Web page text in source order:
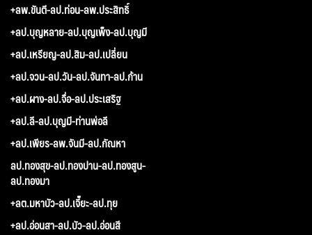
+ลพ.ขันตี-ลป.ท่อน-ลพ.ประสิทธิ์
+ลป.บุญหลาย-ลป.บุญเพ็ง-ลป.บุญมี
+ลป.เหรียญ-ลป.สิม-ลป.เปลี่ยน
+ลป.จวน-ลป.วัน-ลป.จันทา-ลป.ก้าน
+ลป.ผาง-ลป.จื่อ-ลป.ประเสริฐ
+ลป.ลี-ลป.บุญมี-ท่านพ่อลี
+ลป.เพียร-ลพ.จันมี-ลป.กัณหา
ลป.ทองสุข-ลป.ทองปาน-ลป.ทองสูน-
ลป.ทองมา
+ลต.มหาบัว-ลป.เจี๊ยะ-ลป.ทุย
+ลป.อ่อนสา-ลป.บัว-ลป.อ่อนสี